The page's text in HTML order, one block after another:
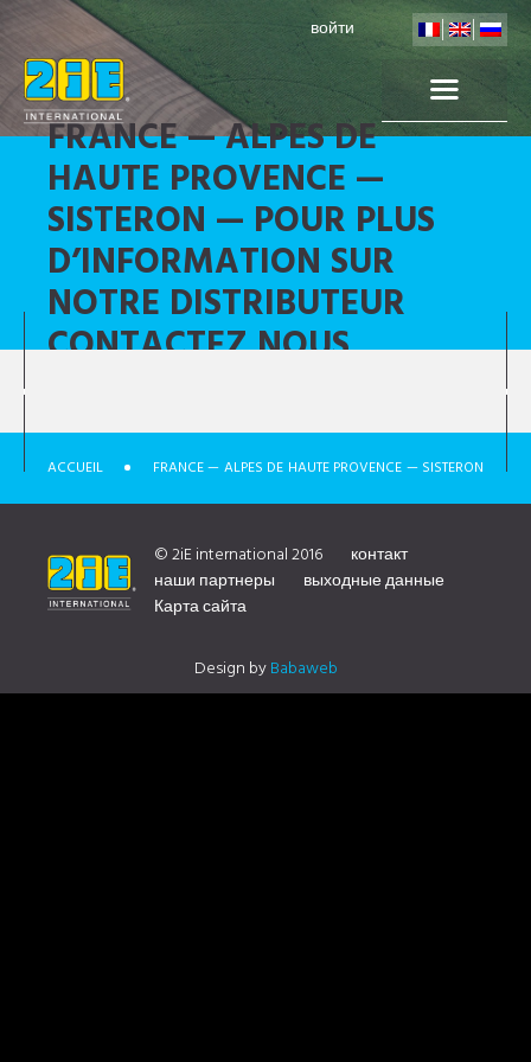
войти
FRANCE — ALPES DE
HAUTE PROVENCE —
SISTERON — POUR PLUS
D’INFORMATION SUR
NOTRE DISTRIBUTEUR
CONTACTEZ NOUS
ACCUEIL FRANCE — ALPES DE HAUTE PROVENCE — SISTERON
CONTACTEZ NOUS
© 2iE international 2016
контакт
наши партнеры
выходные данные
Карта сайта
Design byBabaweb